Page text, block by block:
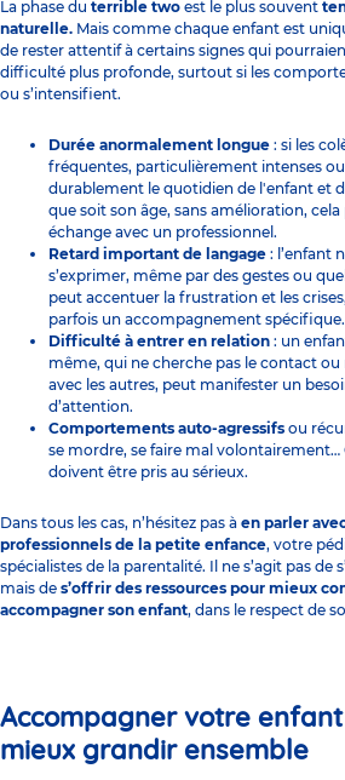
La phase du terrible two est le plus souvent
naturelle. Mais comme chaque enfant est
de rester attentif à certains signes qui
difficulté plus profonde, surtout si les
ou s’intensifient.
Durée anormalement longue : si les
fréquentes, particulièrement intenses
durablement le quotidien de l'enfant et
que soit son âge, sans amélioration,
échange avec un professionnel.
Retard important de langage : l’enfant
s’exprimer, même par des gestes ou
peut accentuer la frustration et les
parfois un accompagnement spécifique.
Difficulté à entrer en relation : un
même, qui ne cherche pas le contact
avec les autres, peut manifester un
d’attention.
Comportements auto-agressifs ou
se mordre, se faire mal volontairement…
doivent être pris au sérieux.
Dans tous les cas, n’hésitez pas à en parler
professionnels de la petite enfance, votre
spécialistes de la parentalité. Il ne s’agit pas de
mais de s’offrir des ressources pour mieux
accompagner son enfant, dans le respect de
Accompagner votre
mieux grandir ensemble